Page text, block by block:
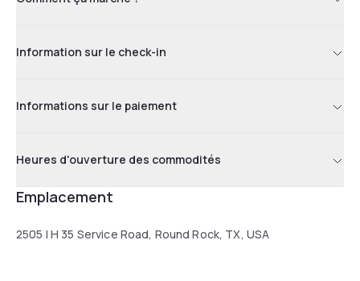
Information sur le check-in
Informations sur le paiement
Heures d'ouverture des commodités
Emplacement
2505 I H 35 Service Road, Round Rock, TX, USA